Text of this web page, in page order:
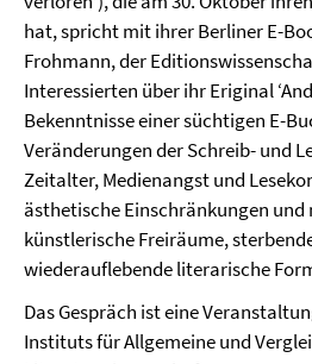
hat, spricht mit ihrer Berliner E-
Frohmann, der
Interessierten über ihr Eriginal
Bekenntnisse einer süchtigen E-
Veränderungen der Schreib- und
Zeitalter, Medienangst und
ästhetische Einschränkungen
künstlerische Freiräume,
wiederauflebende literarische
Das Gespräch ist eine
Instituts für Allgemeine und